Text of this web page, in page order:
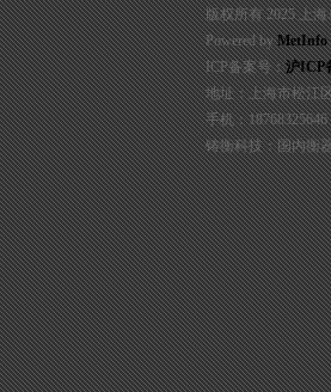
版权所有 2025 上
Powered byMetInfo
ICP备案号：沪ICP
地址：上海市松江
手机：
铸衡科技：国内衡